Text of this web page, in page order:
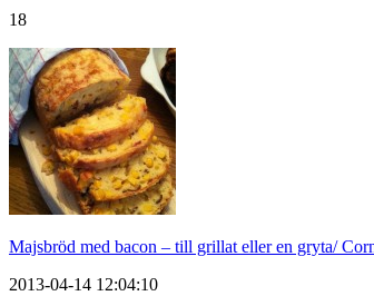
18
Majsbröd med bacon – till grillat eller en gryta/
2013-04-14 12:04:10